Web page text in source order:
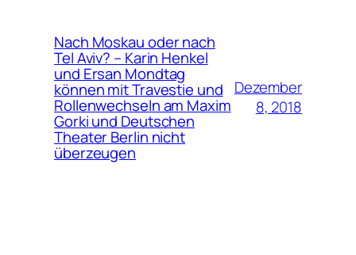
Nach Moskau oder nach
Tel Aviv? – Karin Henkel
und Ersan Mondtag
können mit Travestie und
Rollenwechseln am Maxim
Gorki und Deutschen
Theater Berlin nicht
überzeugen
Dezember
8, 2018